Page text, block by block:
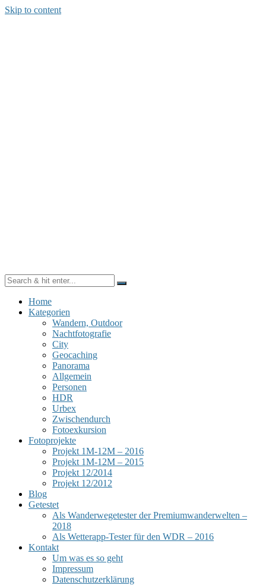
Skip to content
Home
Kategorien
Wandern, Outdoor
Nachtfotografie
City
Geocaching
Panorama
Allgemein
Personen
HDR
Urbex
Zwischendurch
Fotoexkursion
Fotoprojekte
Projekt 1M-12M – 2016
Projekt 1M-12M – 2015
Projekt 12/2014
Projekt 12/2012
Blog
Getestet
Als Wanderwegetester der Premiumwanderwelten –
2018
Als Wetterapp-Tester für den WDR – 2016
Kontakt
Um was es so geht
Impressum
Datenschutzerklärung